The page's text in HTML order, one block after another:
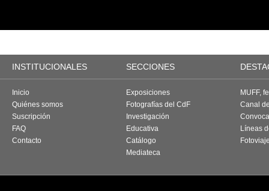
INSTITUCIONALES SECCIONES
Inicio
Quiénes somos
Suscripción
FAQ
Contacto
Exposiciones
Fotografías del CdF
Investigación
Educativa
Catálogo
Mediateca
MUFF,
Canal
Líneas